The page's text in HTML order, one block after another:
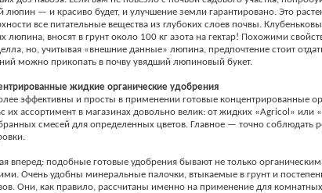
люпин — и красиво будет, и улучшение земли гарантировано. Это
все питательные вещества из глубоких слоев почвы.
люпина, вносят в грунт около 100 кг азота на гектар! Похожими
но, учитывая «внешние данные» люпина, предпочтение стоит
можно прикопать в почву увядший люпиновый букет.
жидкие органические удобрения
эффективны и просты в применении готовые концентрированные
их ассортимент в магазинах довольно велик: от жидких «Agricol» или
смесей для определенных цветов. Главное — точно соблюдать
вперед: подобные готовые удобрения бывают не только
Очень удобны минеральные палочки, втыкаемые в грунт и
Они, как правило, рассчитаны именно на применение для